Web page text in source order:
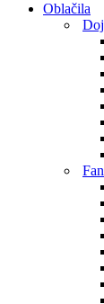
Oblačila